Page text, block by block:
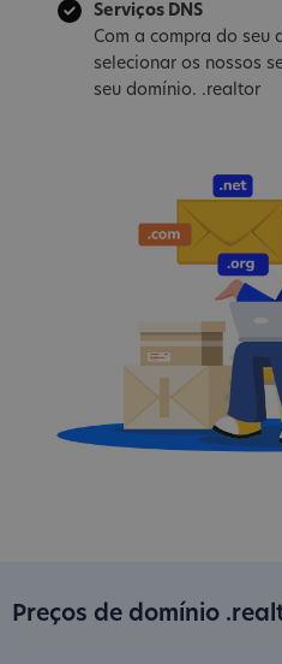
Serviços DNS
Com a compra do seu
selecionar os nossos
seu domínio. .realtor
Preços de domínio